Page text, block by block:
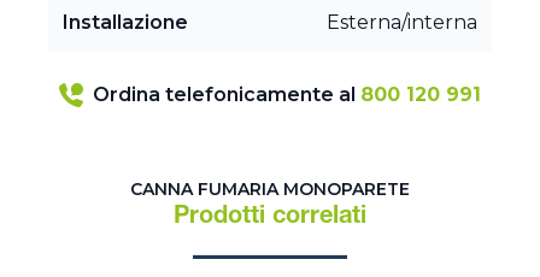
Installazione Esterna/interna
Ordina telefonicamente al 800 120 991
CANNA FUMARIA MONOPARETE
Prodotti correlati